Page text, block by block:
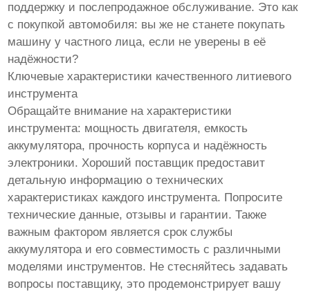
поддержку и послепродажное обслуживание. Это как
с покупкой автомобиля: вы же не станете покупать
машину у частного лица, если не уверены в её
надёжности?
Ключевые характеристики качественного литиевого
инструмента
Обращайте внимание на характеристики
инструмента: мощность двигателя, емкость
аккумулятора, прочность корпуса и надёжность
электроники. Хороший поставщик предоставит
детальную информацию о технических
характеристиках каждого инструмента. Попросите
технические данные, отзывы и гарантии. Также
важным фактором является срок службы
аккумулятора и его совместимость с различными
моделями инструментов. Не стесняйтесь задавать
вопросы поставщику, это продемонстрирует вашу